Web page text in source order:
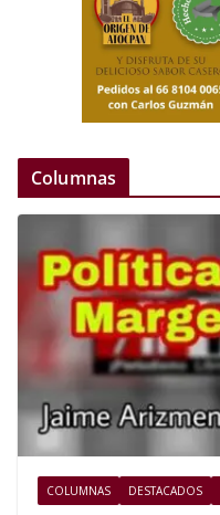
Columnas
COLUMNAS DESTACADOS